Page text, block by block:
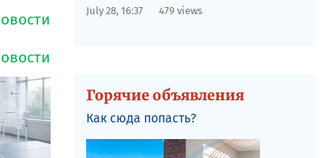
July 28, 16:37 479 views
Горячие объявления
Как сюда попасть?